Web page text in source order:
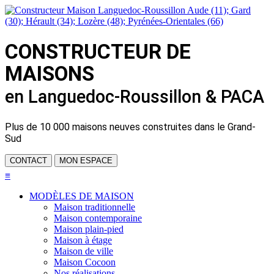
CONSTRUCTEUR DE
MAISONS
en Languedoc-Roussillon & PACA
Plus de 10 000 maisons neuves construites dans le Grand-
Sud
CONTACT MON ESPACE
≡
MODÈLES DE MAISON
Maison traditionnelle
Maison contemporaine
Maison plain-pied
Maison à étage
Maison de ville
Maison Cocoon